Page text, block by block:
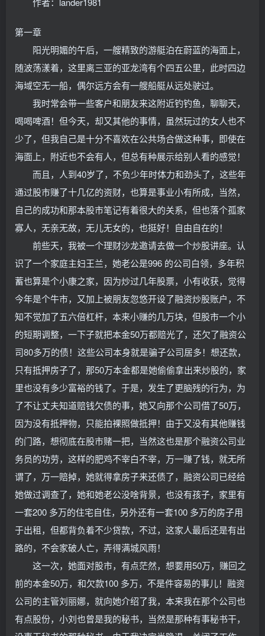
第一章
阳光明媚的午后，一艘精致的游艇泊在蔚蓝的海面上，
随波荡漾着，这里离三亚的亚龙湾有个四五公里，此时四边
海域空无一船，偶尔远方会有一艘船艇从远处驶过。
我时常会带一些客户和朋友来这附近钓钓鱼，聊聊天，
喝喝啤酒！但今天，却又其他的事情，虽然玩过的女人也不
少了，但我自己是十分不喜欢在公共场合做这种事，即使在
海面上，附近也不会有人，但总有种展示给别人看的感觉！
而且，人到40岁了，不负少年时体力和劲头了，这些年
通过股市赚了十几亿的资财，也算是事业小有所成，当然，
自己的成功和那本股市笔记有着很大的关系，但也落个孤家
寡人，无亲无故，无儿无女的，也挺好！自由自在的！
前些天，我被一个理财沙龙邀请去做一个炒股讲座。认
识了一个家庭主妇王兰，她老公是996 的公司白领，多年积
蓄也算是个小康之家，因为炒过几年股票，小有收获，觉得
今年是个牛市，又加上被朋友忽悠开设了融资炒股账户，不
知不觉加了五六倍杠杆，本来小赚的几万块，但股市一个小
的短期调整，一下子就把本金50万都赔光了，还欠了融资公
司80多万的债！这些公司本身就是骗子公司居多！想还款，
只有抵押房子了，那50万本金都是她偷偷拿出来炒股的，家
里也没有多少富裕的钱了。于是，发生了更脑残的行为，为
了不让丈夫知道赔钱欠债的事，她又向那个公司借了50万，
因为没有抵押物，只能拍裸照做抵押！由于又没有其他赚钱
的门路，想彻底在股市赌一把，当然这也是那个融资公司业
务员的功劳，这样的肥鸡不宰白不宰，万一赚了钱，就无所
谓了，万一赔掉，她就得拿房子来还债了，融资公司已经给
她做过调查了，她和她老公没啥背景，也没有孩子，家里有
一套200 多万的住宅自住，另外还有一套100 多万的房子用
于出租，但都背负着不少贷款，不过，这家人最后还是有出
路的，不会家破人亡，弄得满城风雨！
这一次，她面对股市，有点茫然，想要用50万，赚回之
前的本金50万，和欠款100 多万，不是件容易的事儿！融资
公司的主管刘丽娜，就向她介绍了我，本来我在那个公司也
有点股份，小刘也曾是我的秘书，当然是那种有事秘书干，